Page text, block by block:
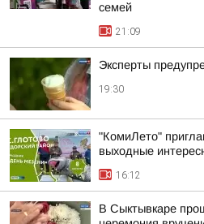
семей
21:09
Эксперты
19:30
"КомиЛето"
выходные
16:12
В Сыктывкаре